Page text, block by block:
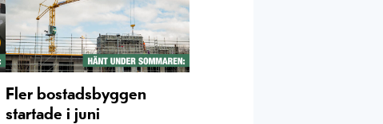
Fler bostadsbyggen
startade i juni